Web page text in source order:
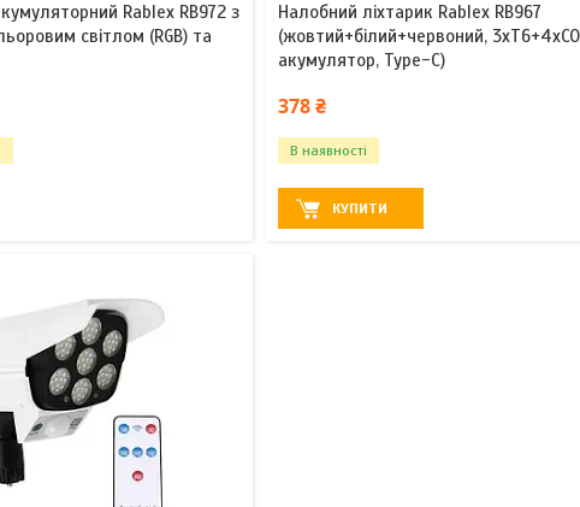
Rablex RB972 з
світлом (RGB) та
Налобний ліхтарик Rablex RB967
(жовтий+білий+червоний,
акумулятор, Type-C)
378 ₴
В наявності
КУПИТИ